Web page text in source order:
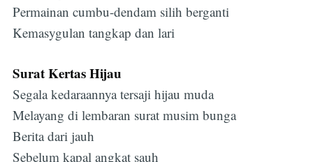
Permainan cumbu-dendam silih berganti
Kemasygulan tangkap dan lari
Surat Kertas Hijau
Segala kedaraannya tersaji hijau muda
Melayang di lembaran surat musim bunga
Berita dari jauh
Sebelum kapal angkat sauh